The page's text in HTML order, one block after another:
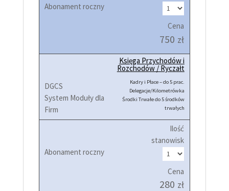
Cena
750 zł
Księga Przychodów i
Rozchodów / Ryczałt
Kadry i Płace – do 5 prac.
Delegacje/Kilometrówka
Środki Trwałe do 5 środków
trwałych
Ilość
stanowisk
Cena
280 zł